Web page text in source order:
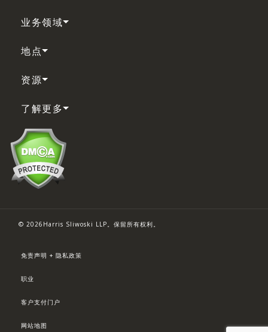
业务领域
地点
资源
了解更多
© 2026Harris Sliwoski LLP。保留所有权利。
免责声明 + 隐私政策
职业
客户支付门户
网站地图